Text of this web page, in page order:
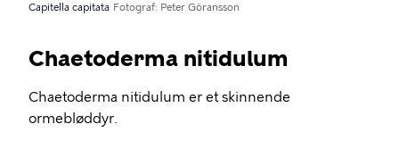
Capitella capitata Fotograf Peter Göransson
Chaetoderma nitidulum
Chaetoderma nitidulum er et skinnende
ormebløddyr.